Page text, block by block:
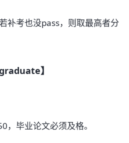
补考也没pass，则取最高者分
】
，毕业论文必须及格。